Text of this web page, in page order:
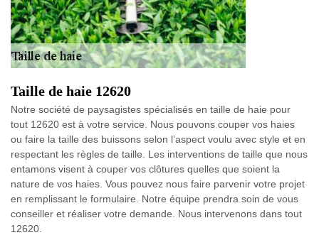
Taille de haie 12620
Notre société de paysagistes spécialisés en taille de haie pour
tout 12620 est à votre service. Nous pouvons couper vos haies
ou faire la taille des buissons selon l’aspect voulu avec style et en
respectant les règles de taille. Les interventions de taille que nous
entamons visent à couper vos clôtures quelles que soient la
nature de vos haies. Vous pouvez nous faire parvenir votre projet
en remplissant le formulaire. Notre équipe prendra soin de vous
conseiller et réaliser votre demande. Nous intervenons dans tout
12620.